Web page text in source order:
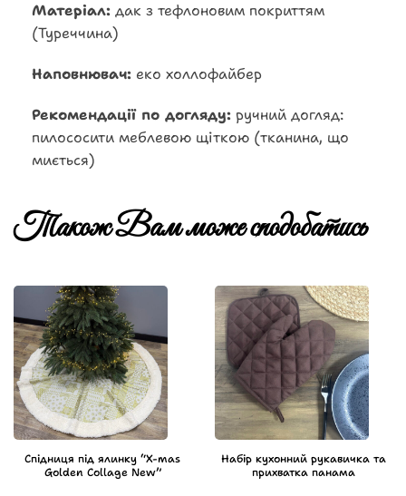
Матеріал: дак з тефлоновим покриттям
(Туреччина)
Наповнювач: еко холлофайбер
Рекомендації по догляду: ручний догляд:
пилососити меблевою щіткою (тканина, що
миється)
Також Вам може сподобатись
Спідниця під ялинку “X-mas
Golden Collage New”
Набір кухонний рукавичка та
прихватка панама